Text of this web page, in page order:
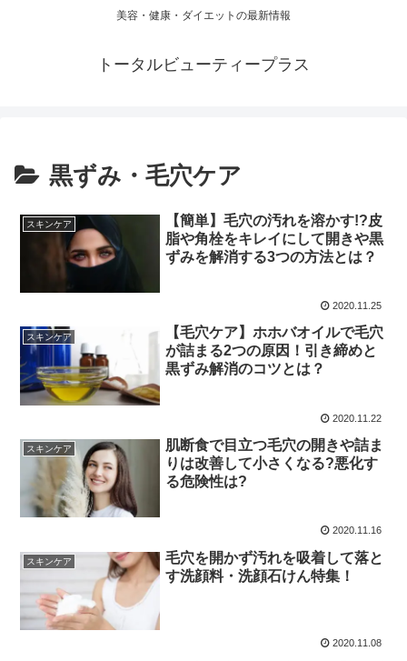
美容・健康・ダイエットの最新情報
トータルビューティープラス
黒ずみ・毛穴ケア
スキンケア
【簡単】毛穴の汚れを溶かす!?皮
脂や角栓をキレイにして開きや黒
ずみを解消する3つの方法とは？
2020.11.25
スキンケア
【毛穴ケア】ホホバオイルで毛穴
が詰まる2つの原因！引き締めと
黒ずみ解消のコツとは？
2020.11.22
スキンケア
肌断食で目立つ毛穴の開きや詰ま
りは改善して小さくなる?悪化す
る危険性は?
2020.11.16
スキンケア
毛穴を開かず汚れを吸着して落と
す洗顔料・洗顔石けん特集！
2020.11.08